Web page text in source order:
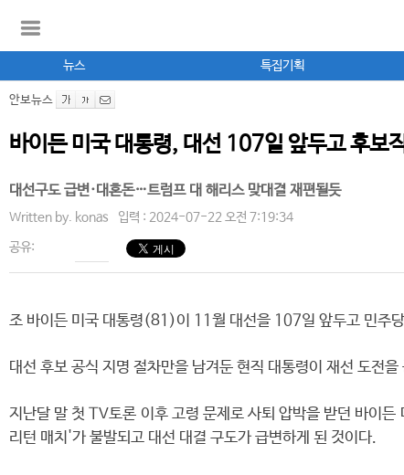
뉴스 특집기획
안보뉴스
바이든 미국 대통령, 대선 107일 앞두고 후보
대선구도 급변·대혼돈…트럼프 대 해리스 맞대결 재편될듯
Written by. konas 입력 : 2024-07-22 오전 7:19:34
공유:
조 바이든 미국 대통령(81)이 11월 대선을 107일 앞두고 민주
대선 후보 공식 지명 절차만을 남겨둔 현직 대통령이 재선 도전
지난달 말 첫 TV토론 이후 고령 문제로 사퇴 압박을 받던 바이
리턴 매치'가 불발되고 대선 대결 구도가 급변하게 된 것이다.